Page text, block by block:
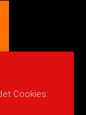
Cookies: